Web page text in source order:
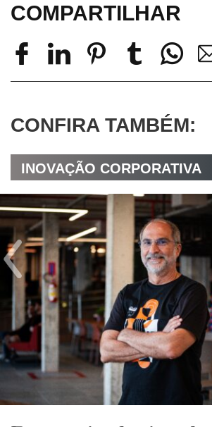
COMPARTILHAR
CONFIRA TAMBÉM:
INOVAÇÃO CORPORATIVA